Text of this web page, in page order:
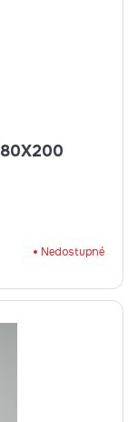
Nedostupné